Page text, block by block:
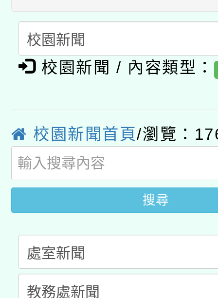
礎課程
A3數位素養講師名單
「數位內容與教學軟體
pilot」
有關大陸委員會函釋公
轉知經濟部水利署委託
用水績優單位及節水達
動」
桃園市孔廟祈福系列
開 智慧啟航」
2026年桃園地景藝術
校園新聞 / 內容類型：
校園新聞首頁/瀏覽：
搜尋